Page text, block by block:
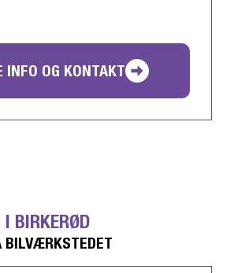
INFO OG KONTAKT
BIRKERØD
BILVÆRKSTEDET